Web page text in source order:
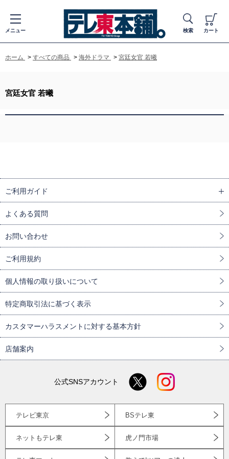
メニュー 検索 カート
ホーム > すべての商品 > 海外ドラマ > 宮廷女官 若曦
宮廷女官 若曦
ご利用ガイド
よくある質問
お問い合わせ
ご利用規約
個人情報の取り扱いについて
特定商取引法に基づく表示
カスタマーハラスメントに対する基本方針
店舗案内
公式SNSアカウント
テレビ東京 BSテレ東
ネットもテレ東 虎ノ門市場